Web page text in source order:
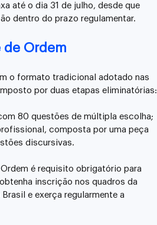
até o dia 31 de julho, desde que
dentro do prazo regulamentar.
de Ordem
o formato tradicional adotado nas
por duas etapas eliminatórias:
80 questões de múltipla escolha;
composta por uma peça
discursivas.
é requisito obrigatório para
inscrição nos quadros da
e exerça regularmente a